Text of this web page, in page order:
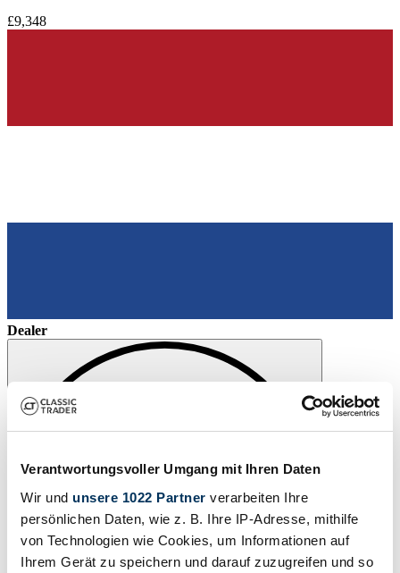
Verantwortungsvoller Umgang mit Ihren Daten
Wir und unsere 1022 Partner verarbeiten Ihre
persönlichen Daten, wie z. B. Ihre IP-Adresse, mithilfe
von Technologien wie Cookies, um Informationen auf
Ihrem Gerät zu speichern und darauf zuzugreifen und so
£9,348
Dealer